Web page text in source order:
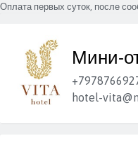
Оплата первых суток, после
Мини-
hotel-